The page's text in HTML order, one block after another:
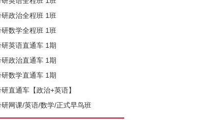
政治全程班 1班
数学全程班 1班
英语直通车 1期
政治直通车 1期
数学直通车 1期
直通车【政治+英语】
网课/英语/数学/正式早鸟班